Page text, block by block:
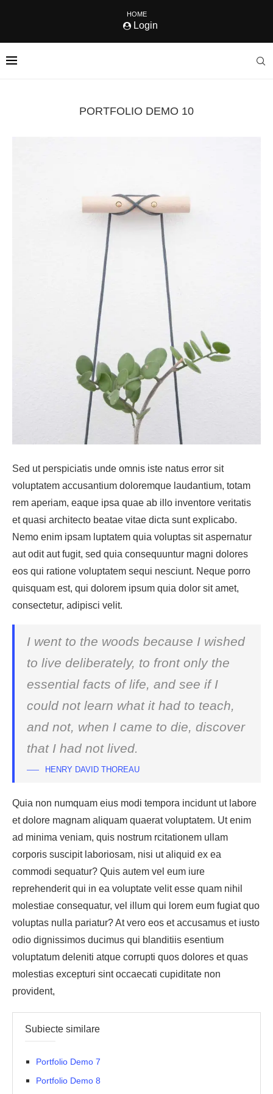
HOME
Login
PORTFOLIO DEMO 10
Sed ut perspiciatis unde omnis iste natus error sit
voluptatem accusantium doloremque laudantium, totam
rem aperiam, eaque ipsa quae ab illo inventore veritatis
et quasi architecto beatae vitae dicta sunt explicabo.
Nemo enim ipsam luptatem quia voluptas sit aspernatur
aut odit aut fugit, sed quia consequuntur magni dolores
eos qui ratione voluptatem sequi nesciunt. Neque porro
quisquam est, qui dolorem ipsum quia dolor sit amet,
consectetur, adipisci velit.
I went to the woods because I wished
to live deliberately, to front only the
essential facts of life, and see if I
could not learn what it had to teach,
and not, when I came to die, discover
that I had not lived.
HENRY DAVID THOREAU
Quia non numquam eius modi tempora incidunt ut labore
et dolore magnam aliquam quaerat voluptatem. Ut enim
ad minima veniam, quis nostrum rcitationem ullam
corporis suscipit laboriosam, nisi ut aliquid ex ea
commodi sequatur? Quis autem vel eum iure
reprehenderit qui in ea voluptate velit esse quam nihil
molestiae consequatur, vel illum qui lorem eum fugiat quo
voluptas nulla pariatur? At vero eos et accusamus et iusto
odio dignissimos ducimus qui blanditiis esentium
voluptatum deleniti atque corrupti quos dolores et quas
molestias excepturi sint occaecati cupiditate non
provident,
Subiecte similare
Portfolio Demo 7
Portfolio Demo 8